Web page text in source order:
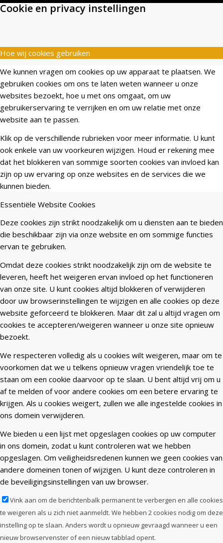
Cookie en privacy instellingen
Hoe wij cookies gebruiken
We kunnen vragen om cookies op uw apparaat te plaatsen. We
gebruiken cookies om ons te laten weten wanneer u onze
websites bezoekt, hoe u met ons omgaat, om uw
gebruikerservaring te verrijken en om uw relatie met onze
website aan te passen.
Klik op de verschillende rubrieken voor meer informatie. U kunt
ook enkele van uw voorkeuren wijzigen. Houd er rekening mee
dat het blokkeren van sommige soorten cookies van invloed kan
zijn op uw ervaring op onze websites en de services die we
kunnen bieden.
Essentiële Website Cookies
Deze cookies zijn strikt noodzakelijk om u diensten aan te bieden
die beschikbaar zijn via onze website en om sommige functies
ervan te gebruiken.
Omdat deze cookies strikt noodzakelijk zijn om de website te
leveren, heeft het weigeren ervan invloed op het functioneren
van onze site. U kunt cookies altijd blokkeren of verwijderen
door uw browserinstellingen te wijzigen en alle cookies op deze
website geforceerd te blokkeren. Maar dit zal u altijd vragen om
cookies te accepteren/weigeren wanneer u onze site opnieuw
bezoekt.
We respecteren volledig als u cookies wilt weigeren, maar om te
voorkomen dat we u telkens opnieuw vragen vriendelijk toe te
staan om een cookie daarvoor op te slaan. U bent altijd vrij om u
af te melden of voor andere cookies om een betere ervaring te
krijgen. Als u cookies weigert, zullen we alle ingestelde cookies in
ons domein verwijderen.
We bieden u een lijst met opgeslagen cookies op uw computer
in ons domein, zodat u kunt controleren wat we hebben
opgeslagen. Om veiligheidsredenen kunnen we geen cookies van
andere domeinen tonen of wijzigen. U kunt deze controleren in
de beveiligingsinstellingen van uw browser.
Vink aan om de berichtenbalk permanent te verbergen en alle cookies
te weigeren als u zich niet aanmeldt. We hebben 2 cookies nodig om deze
instelling op te slaan. Anders wordt u opnieuw gevraagd wanneer u een
nieuw browservenster of een nieuw tabblad opent.